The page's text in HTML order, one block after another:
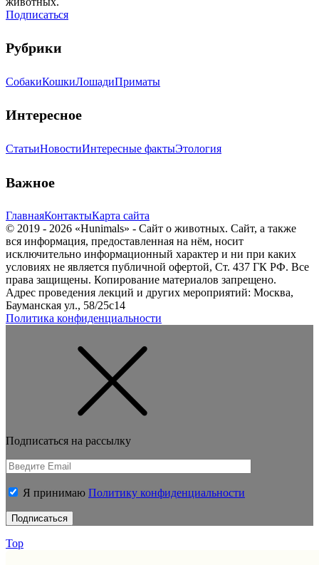
Подписаться
Рубрики
СобакиКошкиЛошадиПриматы
Интересное
СтатьиНовостиИнтересные фактыЭтология
Важное
ГлавнаяКонтактыКарта сайта
© 2019 - 2026 «Hunimals» - Сайт о животных. Сайт, а также
вся информация, предоставленная на нём, носит
исключительно информационный характер и ни при каких
условиях не является публичной офертой, Ст. 437 ГК РФ. Все
права защищены. Копирование материалов запрещено.
Адрес проведения лекций и других мероприятий: Москва,
Бауманская ул., 58/25с14
Политика конфиденциальности
Подписаться на рассылку
Я принимаю Политику конфиденциальности
Top